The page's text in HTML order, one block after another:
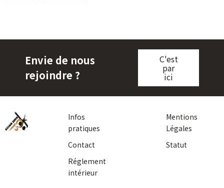
Envie de nous
rejoindre ?
C'est
par
ici
Infos
pratiques
Contact
Réglement
intérieur
Mentions
Légales
Statut